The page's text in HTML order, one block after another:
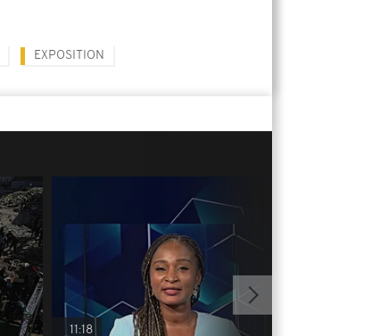
EXPOSITION
11:18